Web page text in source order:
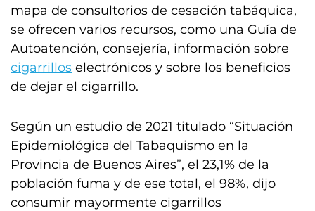
mapa de consultorios de cesación tabáquica,
se ofrecen varios recursos, como una Guía de
Autoatención, consejería, información sobre
cigarrillos electrónicos y sobre los beneficios
de dejar el cigarrillo.
Según un estudio de 2021 titulado “Situación
Epidemiológica del Tabaquismo en la
Provincia de Buenos Aires”, el 23,1% de la
población fuma y de ese total, el 98%, dijo
consumir mayormente cigarrillos